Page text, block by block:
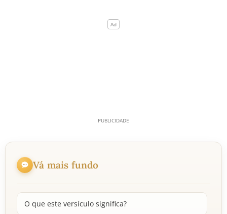
Vá mais fundo
O que este versículo significa?